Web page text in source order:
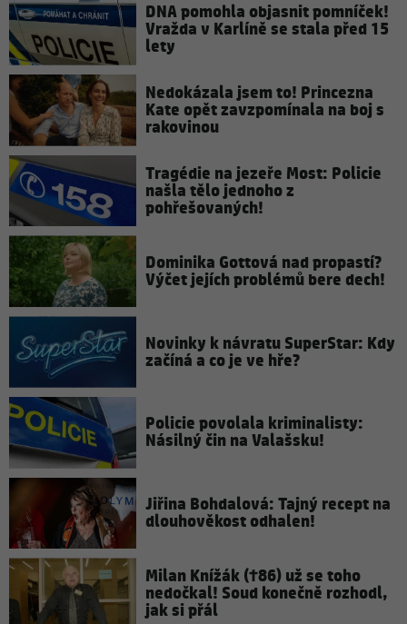
DNA pomohla objasnit pomníček!
Vražda v Karlíně se stala před 15
lety
Nedokázala jsem to! Princezna
Kate opět zavzpomínala na boj s
rakovinou
Tragédie na jezeře Most: Policie
našla tělo jednoho z
pohřešovaných!
Dominika Gottová nad propastí?
Výčet jejích problémů bere dech!
Novinky k návratu SuperStar: Kdy
začíná a co je ve hře?
Policie povolala kriminalisty:
Násilný čin na Valašsku!
Jiřina Bohdalová: Tajný recept na
dlouhověkost odhalen!
Milan Knížák (†86) už se toho
nedočkal! Soud konečně rozhodl,
jak si přál